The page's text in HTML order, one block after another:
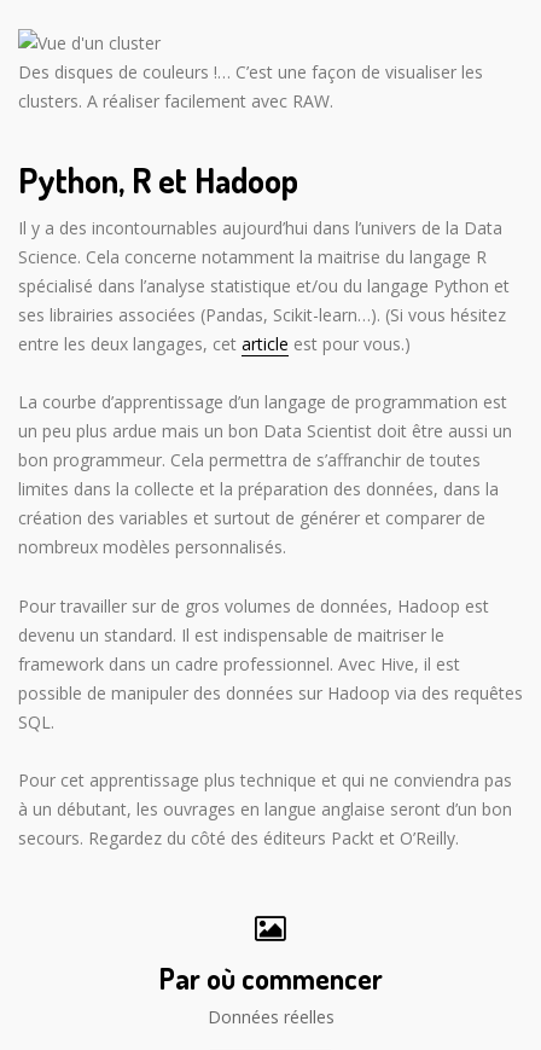
Des disques de couleurs !… C’est une façon de visualiser les
clusters. A réaliser facilement avec RAW.
Python, R et Hadoop
Il y a des incontournables aujourd’hui dans l’univers de la Data
Science. Cela concerne notamment la maitrise du langage R
spécialisé dans l’analyse statistique et/ou du langage Python et
ses librairies associées (Pandas, Scikit-learn…). (Si vous hésitez
entre les deux langages, cet article est pour vous.)
La courbe d’apprentissage d’un langage de programmation est
un peu plus ardue mais un bon Data Scientist doit être aussi un
bon programmeur. Cela permettra de s’affranchir de toutes
limites dans la collecte et la préparation des données, dans la
création des variables et surtout de générer et comparer de
nombreux modèles personnalisés.
Pour travailler sur de gros volumes de données, Hadoop est
devenu un standard. Il est indispensable de maitriser le
framework dans un cadre professionnel. Avec Hive, il est
possible de manipuler des données sur Hadoop via des requêtes
SQL.
Pour cet apprentissage plus technique et qui ne conviendra pas
à un débutant, les ouvrages en langue anglaise seront d’un bon
secours. Regardez du côté des éditeurs Packt et O’Reilly.
Par où commencer
Données réelles